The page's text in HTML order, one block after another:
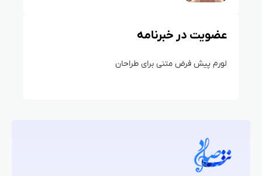
عضویت در خبرنامه
لورم پیش فرض متنی برای طراحان